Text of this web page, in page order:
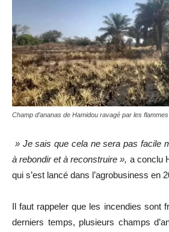
Champ d’ananas de Hamidou ravagé par les
» Je sais que cela ne sera pas facile
à rebondir et à reconstruire », a conclu
qui s’est lancé dans l’agrobusiness en
Il faut rappeler que les incendies sont
derniers temps, plusieurs champs